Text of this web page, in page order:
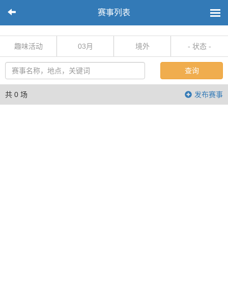
赛事列表
趣味活动 03月 境外 - 状态 -
查询
共 0 场 发布赛事